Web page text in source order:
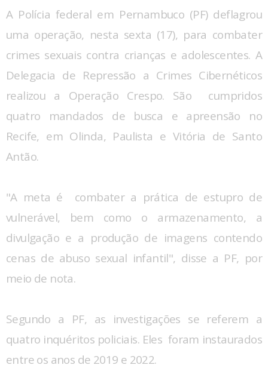
A Polícia federal em Pernambuco (PF) deflagrou
uma operação, nesta sexta (17), para combater
crimes sexuais contra crianças e adolescentes. A
Delegacia de Repressão a Crimes Cibernéticos
realizou a Operação Crespo. São cumpridos
quatro mandados de busca e apreensão no
Recife, em Olinda, Paulista e Vitória de Santo
Antão.
"A meta é combater a prática de estupro de
vulnerável, bem como o armazenamento, a
divulgação e a produção de imagens contendo
cenas de abuso sexual infantil", disse a PF, por
meio de nota.
Segundo a PF, as investigações se referem a
quatro inquéritos policiais. Eles foram instaurados
entre os anos de 2019 e 2022.